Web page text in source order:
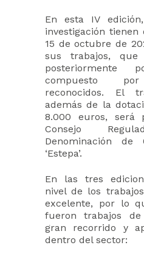
En esta IV
investigación
15 de octubre de
sus trabajos, que
posteriormente
compuesto por
reconocidos. El
además de la
8.000 euros, será
Consejo
Denominación de
‘Estepa’.
En las tres
nivel de los
excelente, por lo
fueron trabajos de
gran recorrido y
dentro del sector: